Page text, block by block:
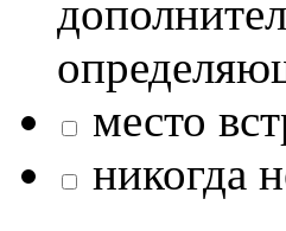
место
никогда